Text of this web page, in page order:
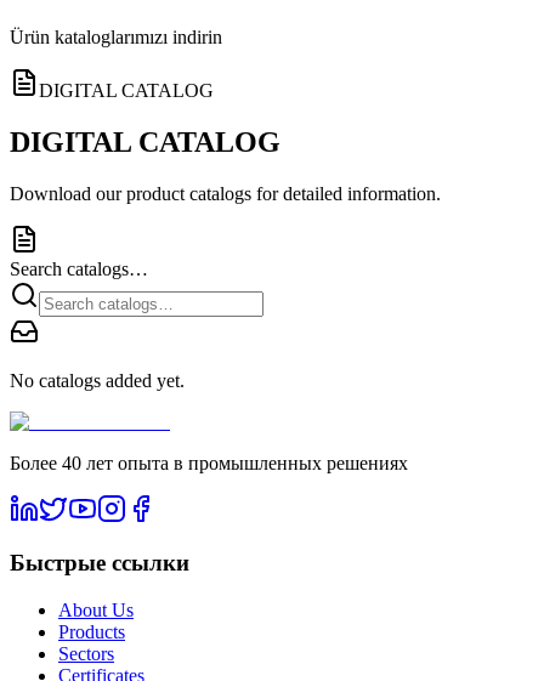
Ürün kataloglarımızı indirin
DIGITAL CATALOG
DIGITAL CATALOG
Download our product catalogs for detailed information.
Search catalogs…
No catalogs added yet.
Более 40 лет опыта в промышленных решениях
Быстрые ссылки
About Us
Products
Sectors
Certificates